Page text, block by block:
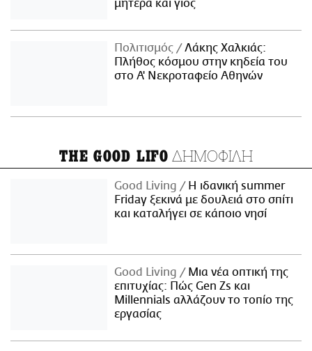
μητέρα και γιος
Πολιτισμός
Λάκης Χαλκιάς:
Πλήθος κόσμου στην κηδεία του
στο Α' Νεκροταφείο Αθηνών
THE GOOD LIFO ΔΗΜΟΦΙΛΗ
Good Living
Η ιδανική summer
Friday ξεκινά με δουλειά στο σπίτι
και καταλήγει σε κάποιο νησί
Good Living
Μια νέα οπτική της
επιτυχίας: Πώς Gen Zs και
Millennials αλλάζουν το τοπίο της
εργασίας